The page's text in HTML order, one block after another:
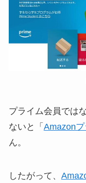
プライム会員では
ないと「 Amazon
ん。
したがって、